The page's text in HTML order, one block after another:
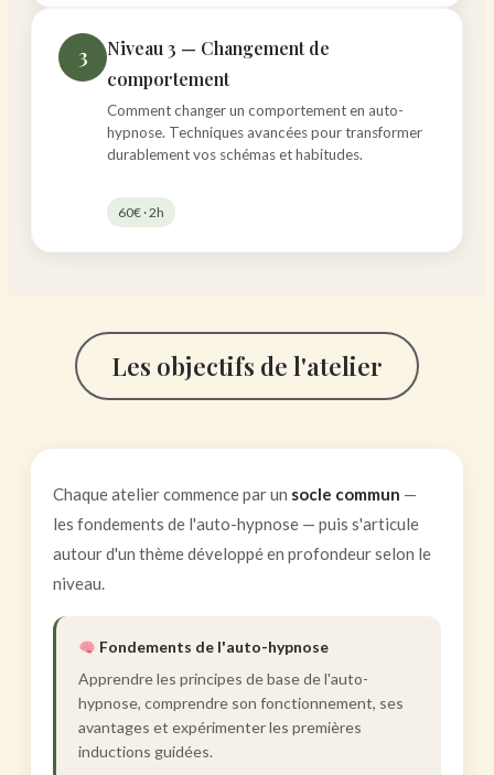
3
Niveau 3 — Changement de
comportement
Comment changer un comportement en auto-
hypnose. Techniques avancées pour transformer
durablement vos schémas et habitudes.
60€ · 2h
Les objectifs de l'atelier
Chaque atelier commence par un socle commun —
les fondements de l'auto-hypnose — puis s'articule
autour d'un thème développé en profondeur selon le
niveau.
Fondements de l'auto-hypnose
Apprendre les principes de base de l'auto-
hypnose, comprendre son fonctionnement, ses
avantages et expérimenter les premières
inductions guidées.